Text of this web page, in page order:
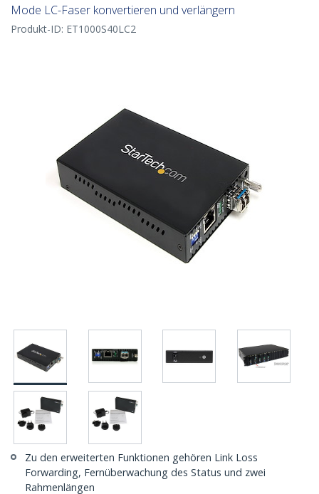
Mode LC-Faser konvertieren und verlängern
Produkt-ID: ET1000S40LC2
Zu den erweiterten Funktionen gehören Link Loss
Forwarding, Fernüberwachung des Status und zwei
Rahmenlängen